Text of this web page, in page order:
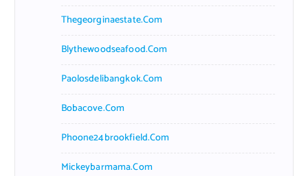
Thegeorginaestate.com
Blythewoodseafood.com
Paolosdelibangkok.com
Bobacove.com
Phoone24brookfield.com
Mickeybarmama.com